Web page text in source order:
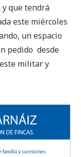
y que tendrá
este miércoles
un espacio
pedido desde
militar y